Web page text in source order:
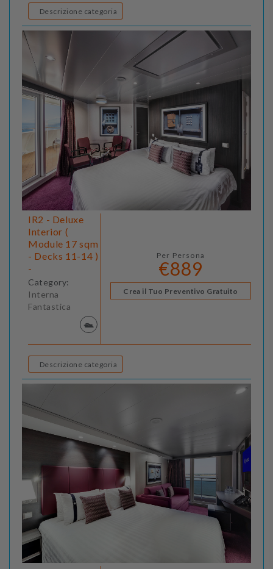
Descrizione categoria
IR2 - Deluxe
Interior (
Module 17 sqm
- Decks 11-14 )
-
Category:
Interna
Fantastica
Per Persona
€889
Crea il Tuo Preventivo Gratuito
Descrizione categoria